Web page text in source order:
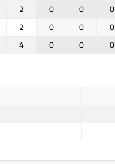
2 0 0 0
2 0 0 0
4 0 0 0